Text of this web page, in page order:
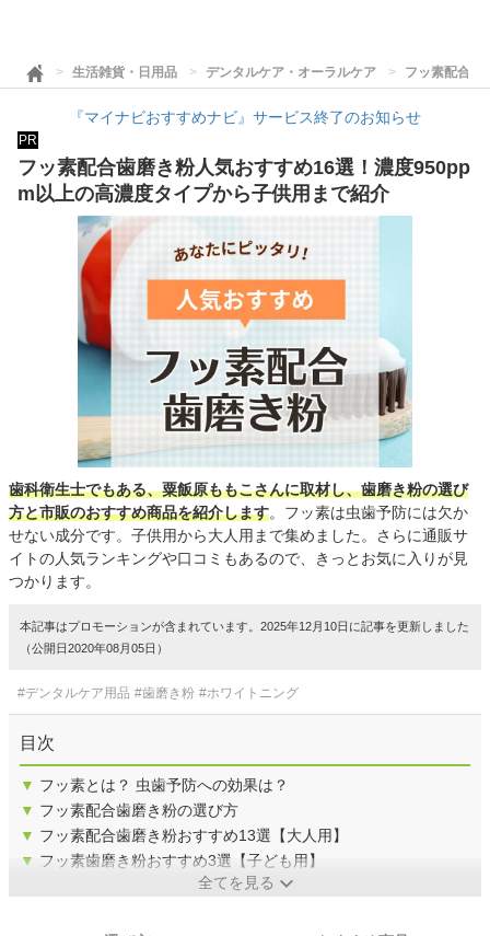
生活雑貨・日用品 デンタルケア・オーラルケア フッ素配合歯
『マイナビおすすめナビ』サービス終了のお知らせ
PR
フッ素配合歯磨き粉人気おすすめ16選！濃度950pp
m以上の高濃度タイプから子供用まで紹介
歯科衛生士でもある、粟飯原ももこさんに取材し、歯磨き粉の選び
方と市販のおすすめ商品を紹介します。フッ素は虫歯予防には欠か
せない成分です。子供用から大人用まで集めました。さらに通販サ
イトの人気ランキングや口コミもあるので、きっとお気に入りが見
つかります。
本記事はプロモーションが含まれています。2025年12月10日に記事を更新しました
（公開日2020年08月05日）
#デンタルケア用品 #歯磨き粉 #ホワイトニング
目次
▼ フッ素とは？ 虫歯予防への効果は？
▼ フッ素配合歯磨き粉の選び方
▼ フッ素配合歯磨き粉おすすめ13選【大人用】
▼ フッ素歯磨き粉おすすめ3選【子ども用】
全てを見る